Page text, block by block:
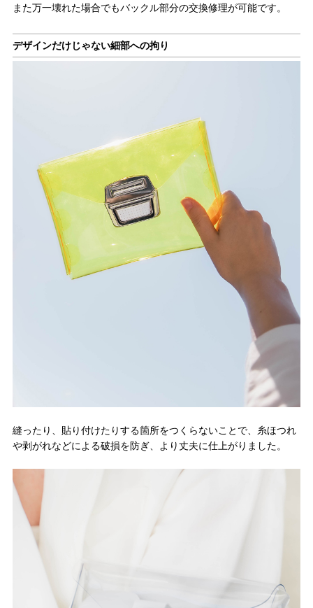
また万一壊れた場合でもバックル部分の交換修理が可能です。
デザインだけじゃない細部への拘り
縫ったり、貼り付けたりする箇所をつくらないことで、糸ほつれ
や剥がれなどによる破損を防ぎ、より丈夫に仕上がりました。